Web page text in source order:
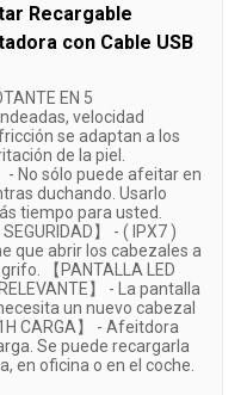
Recargable
con Cable USB
EN 5
velocidad
se adaptan a los
de la piel.
- No sólo puede afeitar en
duchando. Usarlo
tiempo para usted.
】 - ( IPX7 )
que abrir los cabezales a
【PANTALLA LED
】 - La pantalla
un nuevo cabezal
CARGA】 - Afeitdora
Se puede recargarla
en oficina o en el coche.